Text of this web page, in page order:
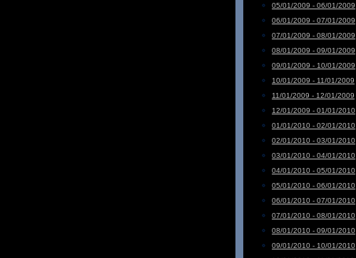
05/01/2009 - 06/01/2009
06/01/2009 - 07/01/2009
07/01/2009 - 08/01/2009
08/01/2009 - 09/01/2009
09/01/2009 - 10/01/2009
10/01/2009 - 11/01/2009
11/01/2009 - 12/01/2009
12/01/2009 - 01/01/2010
01/01/2010 - 02/01/2010
02/01/2010 - 03/01/2010
03/01/2010 - 04/01/2010
04/01/2010 - 05/01/2010
05/01/2010 - 06/01/2010
06/01/2010 - 07/01/2010
07/01/2010 - 08/01/2010
08/01/2010 - 09/01/2010
09/01/2010 - 10/01/2010